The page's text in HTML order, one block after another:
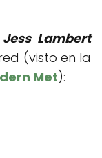
Jess Lambert
(visto en la
Met):